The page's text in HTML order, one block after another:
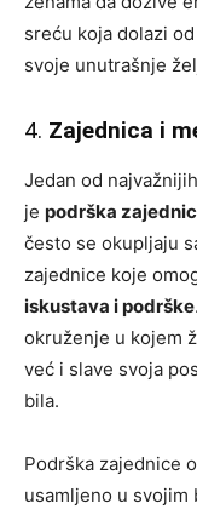
sreću koja dolazi
svoje unutrašnje
4. Zajednica i
Jedan od
je podrška
često se okupljaju
zajednice koje
iskustava i podrške
okruženje u kojem
već i slave svoja
bila.
Podrška zajednice
usamljeno u svojim